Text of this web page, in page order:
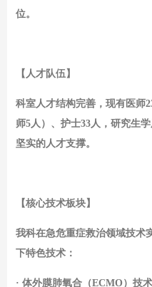
位。
【人才队伍】
科室人才结构完善，现有医师
师5人）、护士33人，研究生
坚实的人才支撑。
【核心技术板块】
我科在急危重症救治领域技术
下特色技术：
· 体外膜肺氧合（ECMO）技